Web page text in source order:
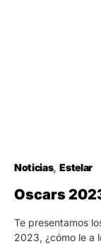
Noticias Estelar
Oscars
Te presentamos
2023, ¿cómo le a